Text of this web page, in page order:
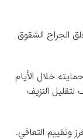
الجراح الشقوق
خلال الأيام
النزيف